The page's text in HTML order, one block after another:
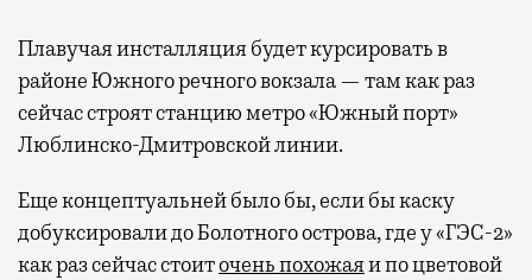
Плавучая инсталляция будет курсировать в
районе Южного речного вокзала — там как раз
сейчас строят станцию метро «Южный порт»
Люблинско-Дмитровской линии.
Еще концептуальней было бы, если бы каску
добуксировали до Болотного острова, где у «ГЭС-2»
как раз сейчас стоиточень похожаяи по цветовой